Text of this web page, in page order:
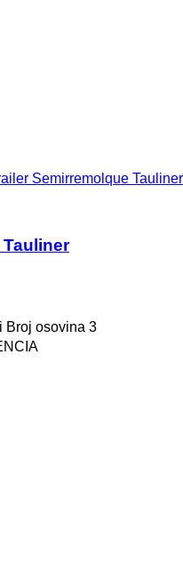
Semirremolque Tauliner
Broj osovina 3